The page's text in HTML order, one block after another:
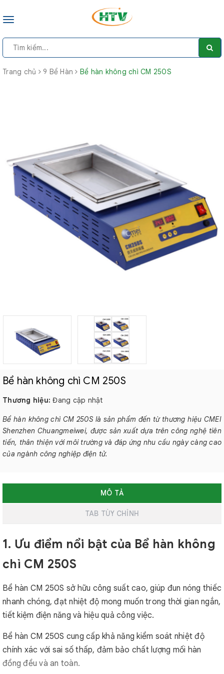
Toggle
Trang chủ 9 Bể Hàn Bể hàn không chì CM 250S
Bể hàn không chì CM 250S
Thương hiệu: Đang cập nhật
Bể hàn không chì CM 250S là sản phẩm đến từ thương hiệu CMEI
Shenzhen Chuangmeiwei, được sản xuất dựa trên công nghệ tiên
tiến, thân thiện với môi trường và đáp ứng nhu cầu ngày càng cao
của ngành công nghiệp điện tử.
MÔ TẢ
TAB TÙY CHỈNH
1. Ưu điểm nổi bật của Bể hàn không
chì CM 250S
Bể hàn CM 250S sở hữu công suất cao, giúp đun nóng thiếc
nhanh chóng, đạt nhiệt độ mong muốn trong thời gian ngắn,
tiết kiệm điện năng và hiệu quả công việc.
Bể hàn CM 250S cung cấp khả năng kiểm soát nhiệt độ
chính xác với sai số thấp, đảm bảo chất lượng mối hàn
đồng đều và an toàn.